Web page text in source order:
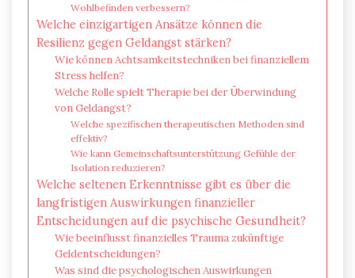
Wohlbefinden verbessern?
Welche einzigartigen Ansätze können die
Resilienz gegen Geldangst stärken?
Wie können Achtsamkeitstechniken bei finanziellem
Stress helfen?
Welche Rolle spielt Therapie bei der Überwindung
von Geldangst?
Welche spezifischen therapeutischen Methoden sind
effektiv?
Wie kann Gemeinschaftsunterstützung Gefühle der
Isolation reduzieren?
Welche seltenen Erkenntnisse gibt es über die
langfristigen Auswirkungen finanzieller
Entscheidungen auf die psychische Gesundheit?
Wie beeinflusst finanzielles Trauma zukünftige
Geldentscheidungen?
Was sind die psychologischen Auswirkungen